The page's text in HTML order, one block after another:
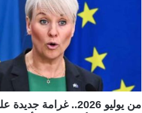
من يوليو 2026.. غرامة